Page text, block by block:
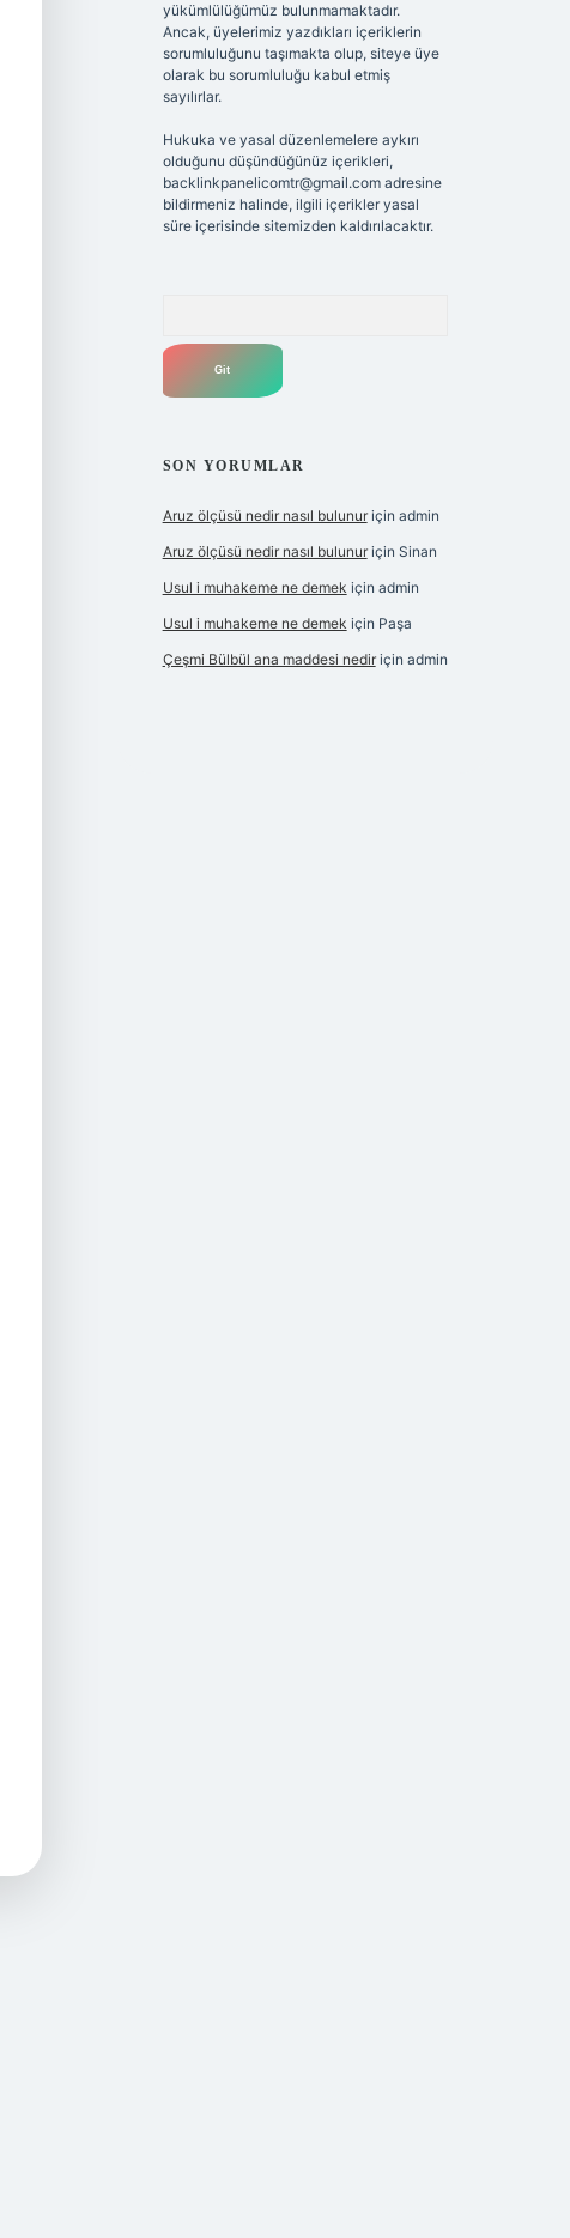
yükümlülüğümüz bulunmamaktadır.
Ancak, üyelerimiz yazdıkları içeriklerin
sorumluluğunu taşımakta olup, siteye üye
olarak bu sorumluluğu kabul etmiş
sayılırlar.
Hukuka ve yasal düzenlemelere aykırı
olduğunu düşündüğünüz içerikleri,
backlinkpanelicomtr@gmail.comadresine
bildirmeniz halinde, ilgili içerikler yasal
süre içerisinde sitemizden kaldırılacaktır.
SON YORUMLAR
Aruz ölçüsü nedir nasıl bulunuriçin admin
Aruz ölçüsü nedir nasıl bulunuriçin Sinan
Usul i muhakeme ne demek için admin
Usul i muhakeme ne demek için Paşa
Çeşmi Bülbül ana maddesi nediriçin admin